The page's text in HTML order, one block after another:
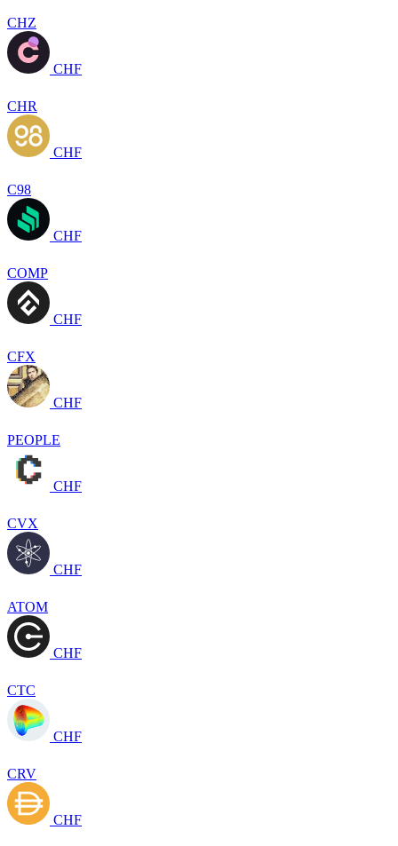
CHZ
CHF
CHR
CHF
C98
CHF
COMP
CHF
CFX
CHF
PEOPLE
CHF
CVX
CHF
ATOM
CHF
CTC
CHF
CRV
CHF